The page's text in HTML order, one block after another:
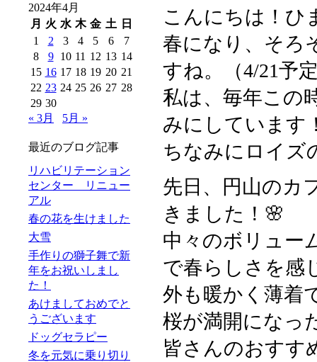
こんにちは！ひ
春になり、そろ
すね。（4/21予
私は、毎年この
みにしています
ちなみにロイズ
先日、円山のカ
きました！🌸
中々のボリュー
で春らしさを感
外も暖かく薄着
桜が満開になっ
皆さんのおすす
2024年4月
月 火 水 木 金 土
日
1
2 3 4 5 6
7
8
9 10 11 12 13 14
15 16 17 18 19 20 21
22 23 24 25 26 27 28
29 30
« 3月
5月 »
最近のブログ記事
リハビリテーション
センター リニュー
アル
春の花を生けました
大雪
手作りの獅子舞で新
年をお祝いしまし
た！
あけましておめでと
うございます
ドッグセラピー
冬を元気に乗り切り